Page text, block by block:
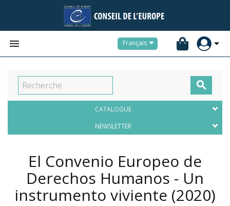
 Français

CATALOGUE
NEWSLETTER
El Convenio Europeo de
Derechos Humanos - Un
instrumento viviente (2020)